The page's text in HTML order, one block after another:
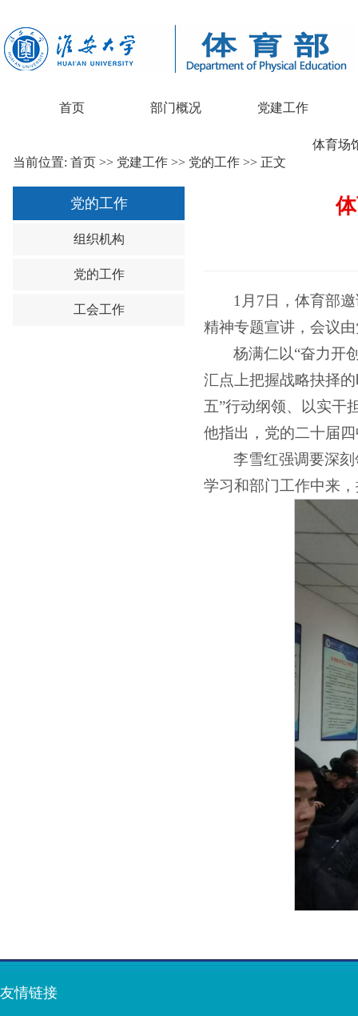
首页 部门概况 党建工作
体育场
当前位置: 首页 >> 党建工作 >> 党的工作 >> 正文
党的工作
组织机构
党的工作
工会工作
1月7日，体育部
精神专题宣讲，会议
杨满仁以“奋力开
汇点上把握战略抉择
五”行动纲领、以实干
他指出，党的二十届
李雪红强调要深
学习和部门工作中来
友情链接